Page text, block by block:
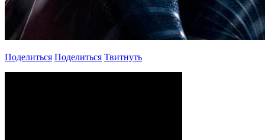
Поделиться Поделиться Твитнуть